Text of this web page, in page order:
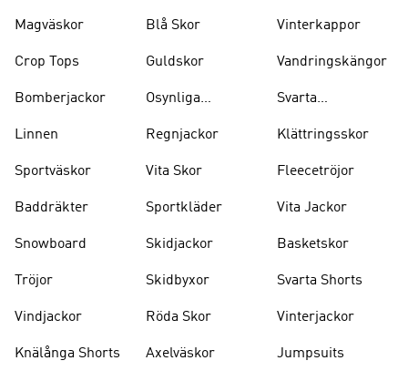
Magväskor
Crop Tops
Bomberjackor
Linnen
Sportväskor
Baddräkter
Snowboard
Tröjor
Vindjackor
Knälånga Shorts
Blå Skor
Guldskor
Osynliga
Regnjackor
Vita Skor
Sportkläder
Skidjackor
Skidbyxor
Röda Skor
Axelväskor
Vinterkappor
Vandringskängor
Svarta
Klättringsskor
Fleecetröjor
Vita Jackor
Basketskor
Svarta Shorts
Vinterjackor
Jumpsuits